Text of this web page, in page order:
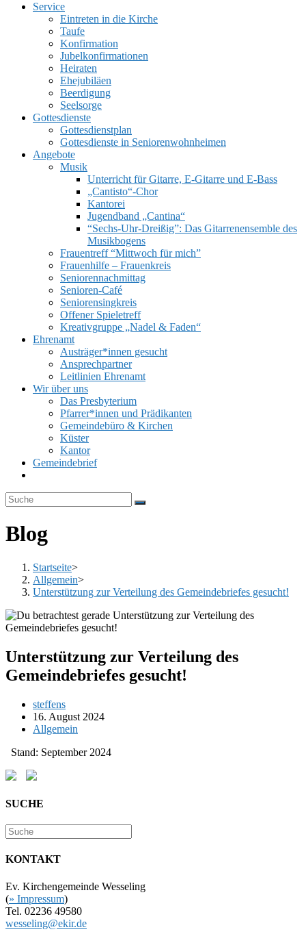
SUCHE
UMSCHALTEN
Service
Eintreten in die Kirche
Taufe
Konfirmation
Jubelkonfirmationen
Heiraten
Ehejubiläen
Beerdigung
Seelsorge
Gottesdienste
Gottesdienstplan
Gottesdienste in Seniorenwohnheimen
Angebote
Musik
Unterricht für Gitarre, E‑Gitarre und E‑Bass
„Cantisto“-Chor
Kantorei
Jugendband „Cantina“
“Sechs-Uhr-Dreißig”: Das Gitarrenensemble des
Musikbogens
Frauentreff “Mittwoch für mich”
Frauenhilfe – Frauenkreis
Seniorennachmittag
Senioren-Café
Seniorensingkreis
Offener Spieletreff
Kreativgruppe „Nadel & Faden“
Ehrenamt
Austräger*innen gesucht
Ansprechpartner
Leitlinien Ehrenamt
Wir über uns
Das Presbyterium
Pfarrer*innen und Prädikanten
Gemeindebüro & Kirchen
Küster
Kantor
Gemeindebrief
umschalten
Blog
Startseite>
Allgemein>
Unterstützung zur Verteilung des Gemeindebriefes gesucht!
Unterstützung zur Verteilung des
Gemeindebriefes gesucht!
Beitrags-
Autor:
steffens
Beitrag
veröffentlicht:
16. August 2024
Beitrags-
Allgemein
Stand: September 2024
SUCHE
KONTAKT
Ev. Kirchengemeinde Wesseling
(» Impressum)
Tel. 02236 49580
wesseling@ekir.de